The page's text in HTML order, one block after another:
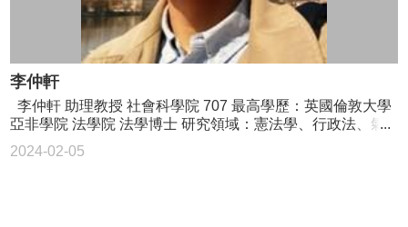
李仲軒
2024-02-05
李仲軒 助理教授 社會科學院 707 最高學歷：英國倫敦大學
亞非學院 法學院 法學博士 研究領域：憲法學、行政法、氣
候變遷與環境法、永續發展法、科技與法律、風險治理、跨
國多層次治理、區域比較法研究 02-3366-8370